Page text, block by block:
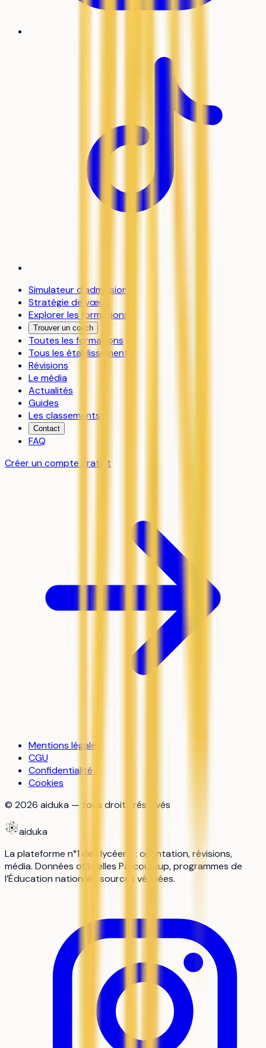
Simulateur d’admission
Stratégie de vœux
Explorer les formations
Trouver un coach
Toutes les formations
Tous les établissements
Révisions
Le média
Actualités
Guides
Les classements
Contact
FAQ
Créer un compte gratuit
Mentions légales
CGU
Confidentialité
Cookies
© 2026 aiduka — tous droits réservés
aiduka
La plateforme n°1 des lycéens : orientation, révisions,
média. Données officielles Parcoursup, programmes de
l’Éducation nationale, sources vérifiées.